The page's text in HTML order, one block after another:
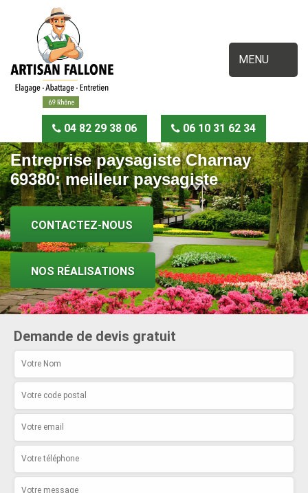
MENU
04 82 29 38 06 06 10 31 62 34
Entreprise paysagiste Charnay
69380: meilleur paysagiste
CONTACTEZ-NOUS
NOS RÉALISATIONS
Demande de devis gratuit